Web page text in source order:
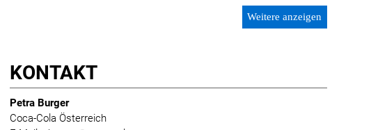
Weitere anzeigen
KONTAKT
Petra Burger
Coca-Cola Österreich